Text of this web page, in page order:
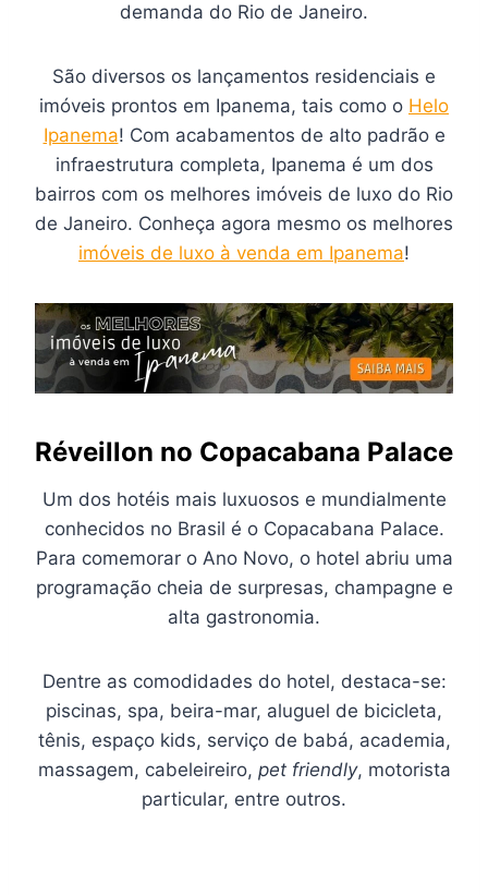
demanda do Rio de Janeiro.
São diversos os lançamentos residenciais e
imóveis prontos em Ipanema, tais como o Helo
Ipanema! Com acabamentos de alto padrão e
infraestrutura completa, Ipanema é um dos
bairros com os melhores imóveis de luxo do Rio
de Janeiro. Conheça agora mesmo os melhores
imóveis de luxo à venda em Ipanema!
Réveillon no Copacabana Palace
Um dos hotéis mais luxuosos e mundialmente
conhecidos no Brasil é o Copacabana Palace.
Para comemorar o Ano Novo, o hotel abriu uma
programação cheia de surpresas, champagne e
alta gastronomia.
Dentre as comodidades do hotel, destaca-se:
piscinas, spa, beira-mar, aluguel de bicicleta,
tênis, espaço kids, serviço de babá, academia,
massagem, cabeleireiro, pet friendly, motorista
particular, entre outros.